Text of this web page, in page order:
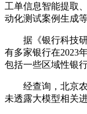
工单信息智能提取
动化测试案例生成
据《银行科技
有多家银行在2023
包括一些区域性银行
经查询，北京
未透露大模型相关进